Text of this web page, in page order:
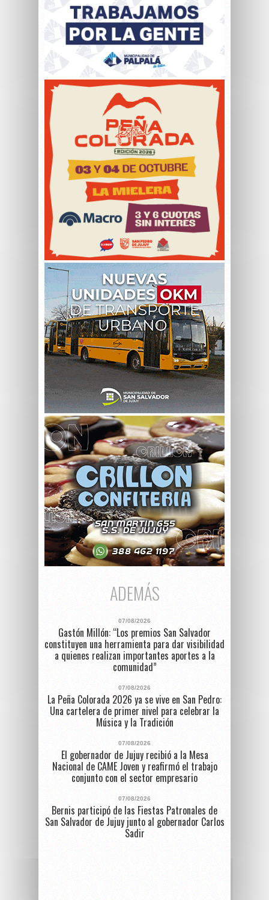
ADEMÁS
07/08/2026
Gastón Millón: “Los premios San Salvador
constituyen una herramienta para dar visibilidad
a quienes realizan importantes aportes a la
comunidad”
07/08/2026
La Peña Colorada 2026 ya se vive en San Pedro:
Una cartelera de primer nivel para celebrar la
Música y la Tradición
07/08/2026
El gobernador de Jujuy recibió a la Mesa
Nacional de CAME Joven y reafirmó el trabajo
conjunto con el sector empresario
07/08/2026
Bernis participó de las Fiestas Patronales de
San Salvador de Jujuy junto al gobernador Carlos
Sadir